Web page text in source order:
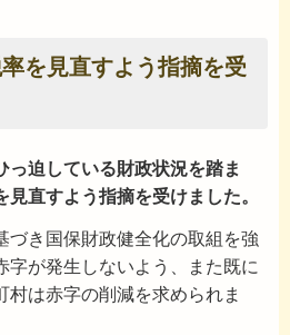
を見直すよう指摘を受
っ迫している財政状況を踏ま
直すよう指摘を受けました。
づき国保財政健全化の取組を強
字が発生しないよう、また既に
村は赤字の削減を求められま